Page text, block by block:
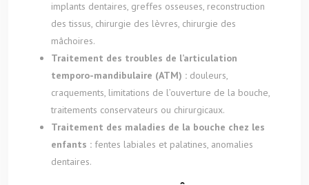
implants dentaires, greffes osseuses, reconstruction
des tissus, chirurgie des lèvres, chirurgie des
mâchoires.
Traitement des troubles de l’articulation
temporo-mandibulaire (ATM) : douleurs,
craquements, limitations de l’ouverture de la bouche,
traitements conservateurs ou chirurgicaux.
Traitement des maladies de la bouche chez les
enfants : fentes labiales et palatines, anomalies
dentaires.